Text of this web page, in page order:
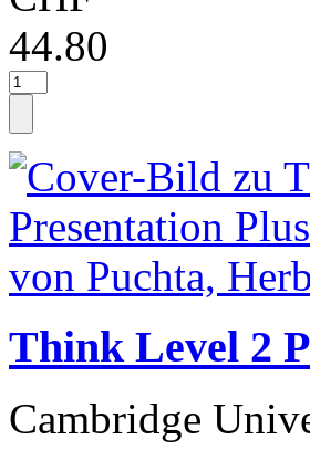
44.80
Think Level 2
Cambridge